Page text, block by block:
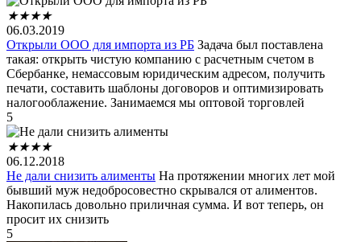
★★★★
06.03.2019
Открыли ООО для импорта из РБ Задача был поставлена
такая: открыть чистую компанию с расчетным счетом в
Сбербанке, немассовым юридическим адресом, получить
печати, составить шаблоны договоров и оптимизировать
налогооблажение. Занимаемся мы оптовой торговлей
5
★★★★
06.12.2018
Не дали снизить алименты На протяжении многих лет мой
бывший муж недобросовестно скрывался от алиментов.
Накопилась довольно приличная сумма. И вот теперь, он
просит их снизить
5